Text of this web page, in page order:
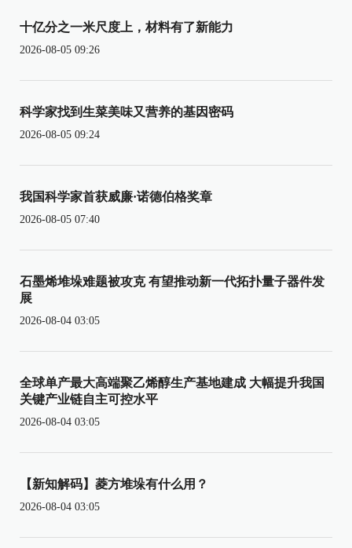
十亿分之一米尺度上，材料有了新能力
2026-08-05 09:26
科学家找到生菜美味又营养的基因密码
2026-08-05 09:24
我国科学家首获威廉·诺德伯格奖章
2026-08-05 07:40
石墨烯堆垛难题被攻克 有望推动新一代拓扑量子器件发
展
2026-08-04 03:05
全球单产最大高端聚乙烯醇生产基地建成 大幅提升我国
关键产业链自主可控水平
2026-08-04 03:05
【新知解码】菱方堆垛有什么用？
2026-08-04 03:05